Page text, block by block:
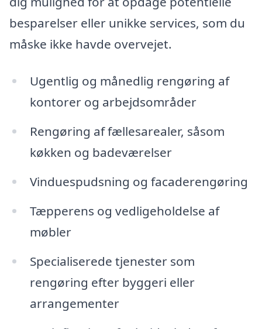
besparelser eller unikke services, som du
måske ikke havde overvejet.
Ugentlig og månedlig rengøring af
kontorer og arbejdsområder
Rengøring af fællesarealer, såsom
køkken og badeværelser
Vinduespudsning og facaderengøring
Tæpperens og vedligeholdelse af
møbler
Specialiserede tjenester som
rengøring efter byggeri eller
arrangementer